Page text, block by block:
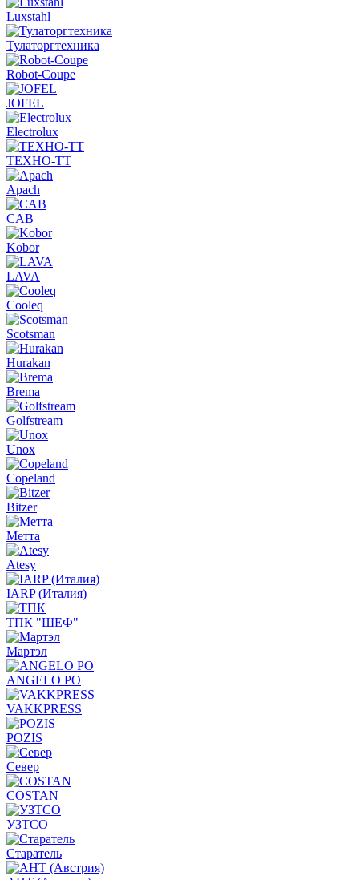
Luxstahl
Тулаторгтехника
Robot-Coupe
JOFEL
Electrolux
ТЕХНО-ТТ
Apach
CAB
Kobor
LAVA
Cooleq
Scotsman
Hurakan
Brema
Golfstream
Unox
Copeland
Bitzer
Метта
Atesy
IARP (Италия)
ТПК "ШЕФ"
Мартэл
ANGELO PO
VAKKPRESS
POZIS
Север
COSTAN
УЗТСО
Старатель